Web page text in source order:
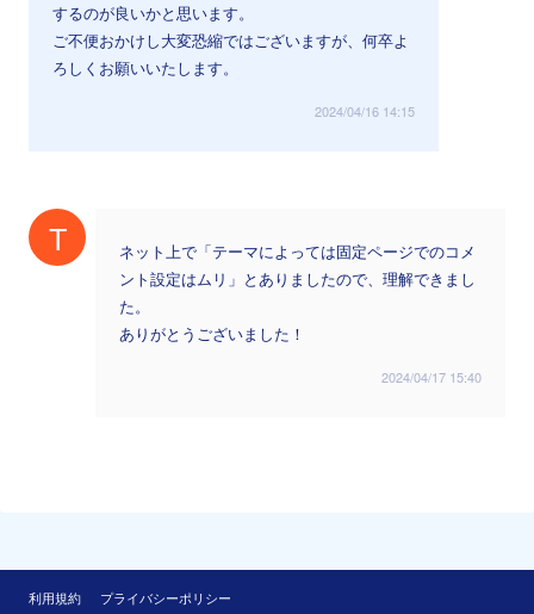
するのが良いかと思います。
ご不便おかけし大変恐縮ではございますが、何卒よ
ろしくお願いいたします。
2024/04/16 14:15
T
ネット上で「テーマによっては固定ページでのコメ
ント設定はムリ」とありましたので、理解できまし
た。
ありがとうございました！
2024/04/17 15:40
利用規約 プライバシーポリシー